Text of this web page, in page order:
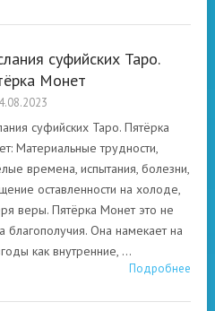
суфийских Таро.
Монет
суфийских Таро. Пятёрка
Материальные трудности,
времена, испытания, болезни,
оставленности на холоде,
веры. Пятёрка Монет это не
благополучия. Она намекает на
как внутренние, …
Подробнее